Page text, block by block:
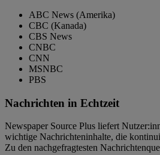
ABC News (Amerika)
CBC (Kanada)
CBS News
CNBC
CNN
MSNBC
PBS
Nachrichten in Echtzeit
Newspaper Source Plus liefert
wichtige Nachrichteninhalte, die
Zu den nachgefragtesten